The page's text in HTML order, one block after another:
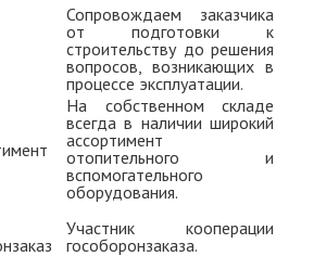
Сопровождаем заказчика
от подготовки к
строительству до решения
вопросов, возникающих в
процессе эксплуатации.
На собственном складе
всегда в наличии широкий
ассортимент
отопительного и
вспомогательного
оборудования.
Участник кооперации
гособоронзаказа.